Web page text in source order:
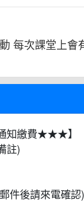
每次課堂上會
知繳費★★★】
註)
件後請來電確認)